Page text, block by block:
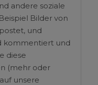
andere soziale
Bilder von
und
kommentiert und
diese
(mehr oder
unsere